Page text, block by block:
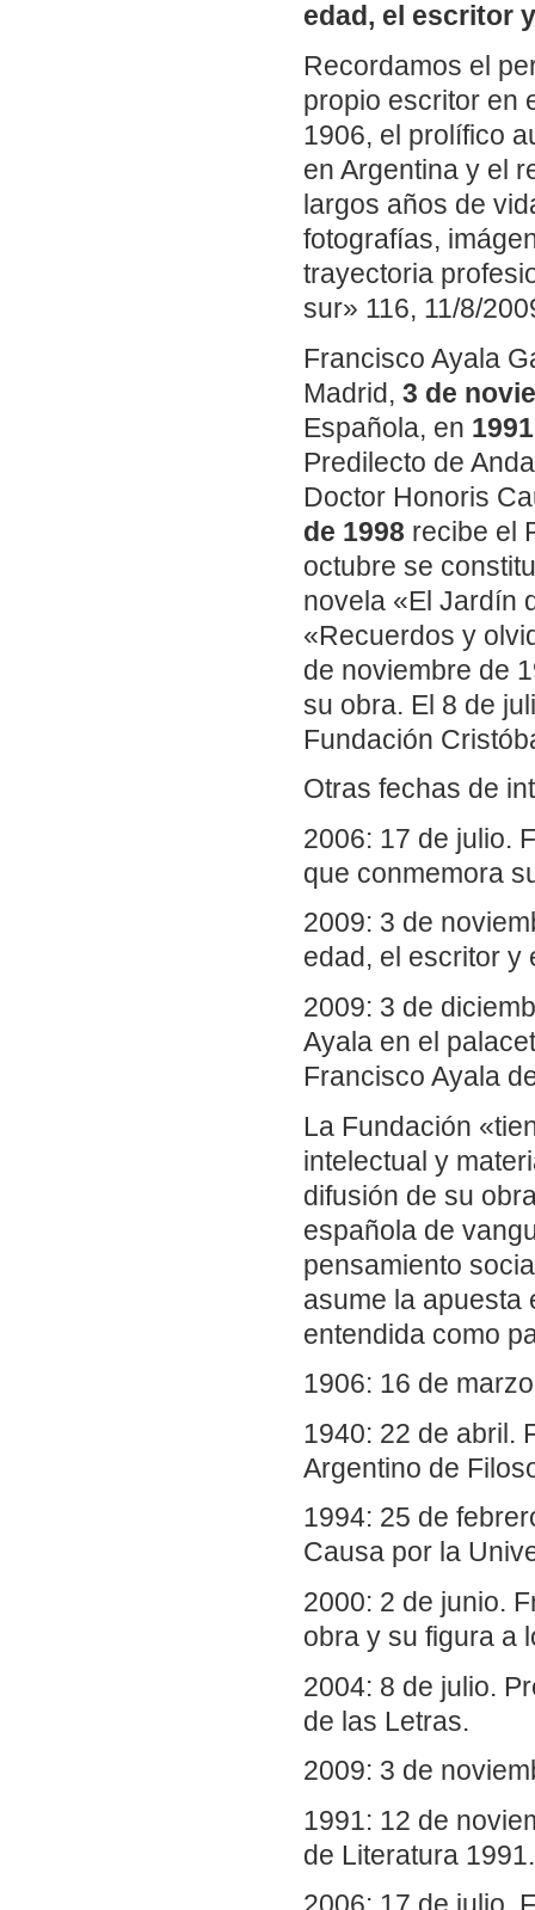
edad, el escritor
Recordamos el
propio escritor en
1906, el prolífico
en Argentina y el
largos años de
fotografías,
trayectoria
sur» 116, 11/8/
Francisco Ayala
Madrid, 3 de
Española, en
Predilecto de
Doctor Honoris
de 1998 recibe el
octubre se
novela «El Jardín
«Recuerdos y
de noviembre de
su obra. El 8 de
Fundación
Otras fechas de
2006: 17 de julio.
que conmemora
2009: 3 de
edad, el escritor y
2009: 3 de
Ayala en el
Francisco Ayala
La Fundación
intelectual y
difusión de su
española de
pensamiento
asume la apuesta
entendida como
1906: 16 de
1940: 22 de abril.
Argentino de
1994: 25 de
Causa por la
2000: 2 de junio.
obra y su figura a
2004: 8 de julio.
de las Letras.
2009: 3 de
1991: 12 de
de Literatura 1991.